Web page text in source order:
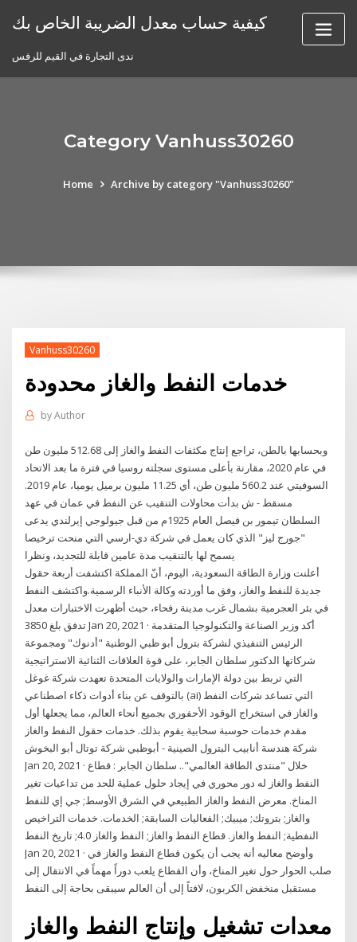
كيفية حساب معدل الضريبة الخاص بك
ندى التجارة في القيم للرفس
Category Vanhuss30260
Home Archive by category "Vanhuss30260"
Vanhuss30260
خدمات النفط والغاز محدودة
byAuthor
وبحسابها بالطن، تراجع إنتاج مكثفات النفط والغاز إلى 512.68 مليون طن
في عام 2020، مقارنة بأعلى مستوى سجلته روسيا في فترة ما بعد الاتحاد
السوفيتي عند 560.2 مليون طن، أي 11.25 مليون برميل يوميا، عام 2019.
مسقط - ش بدأت محاولات التنقيب عن النفط في عمان في عهد
السلطان تيمور بن فيصل العام 1925م من قبل جيولوجي إيرلندي يدعى
"جورج ليز" الذي كان يعمل في شركة دي-ارسي التي منحت ترخيصا
يسمح لها بالتنقيب مدة عامين قابلة للتجديد، ونظرا
أعلنت وزارة الطاقة السعودية، اليوم، أنّ المملكة اكتشفت أربعة حقول
جديدة للنفط والغاز، وفق ما أوردته وكالة الأنباء الرسمية.واكتشف النفط
في بئر العجرمية بشمال غرب مدينة رفحاء، حيث أظهرت الاختبارات معدل
تدفق بلغ 3850 Jan 20, 2021 · أكد وزير الصناعة والتكنولوجيا المتقدمة
الرئيس التنفيذي لشركة بترول أبو ظبي الوطنية "أدنوك" ومجموعة
شركاتها الدكتور سلطان الجابر، على قوة العلاقات الثنائية الاستراتيجية
التي تربط بين دولة الإمارات والولايات المتحدة تعهدت شركة غوغل
بالتوقف عن بناء أدوات ذكاء اصطناعي (ai) التي تساعد شركات النفط
والغاز في استخراج الوقود الأحفوري بجميع أنحاء العالم، مما يجعلها أول
مقدم خدمات حوسبة سحابية يقوم بذلك. خدمات حقول النفط والغاز
شركة هندسة أنابيب البترول الصينية - أبوظبي شركة توتال أبو البخوش
Jan 20, 2021 · خلال "منتدى الطاقة العالمي".. سلطان الجابر : قطاع
النفط والغاز له دور محوري في إيجاد حلول عملية للحد من تداعيات تغير
المناخ. معرض النفط والغاز الطبيعي في الشرق الأوسط; جي إي للنفط
والغاز; بتروتك; ميبيك; الفعاليات السابقة; الخدمات. خدمات التراخيص
النفطية; النفط والغاز. قطاع النفط والغاز; النفط والغاز 4.0; تاريخ النفط
Jan 20, 2021 · وأوضح معاليه أنه يجب أن يكون قطاع النفط والغاز في
صلب الحوار حول تغير المناخ، وأن القطاع يلعب دوراً مهماً في الانتقال إلى
مستقبل منخفض الكربون، لافتاً إلى أن العالم سيبقى بحاجة إلى النفط
معدات تشغيل وإنتاج النفط والغاز